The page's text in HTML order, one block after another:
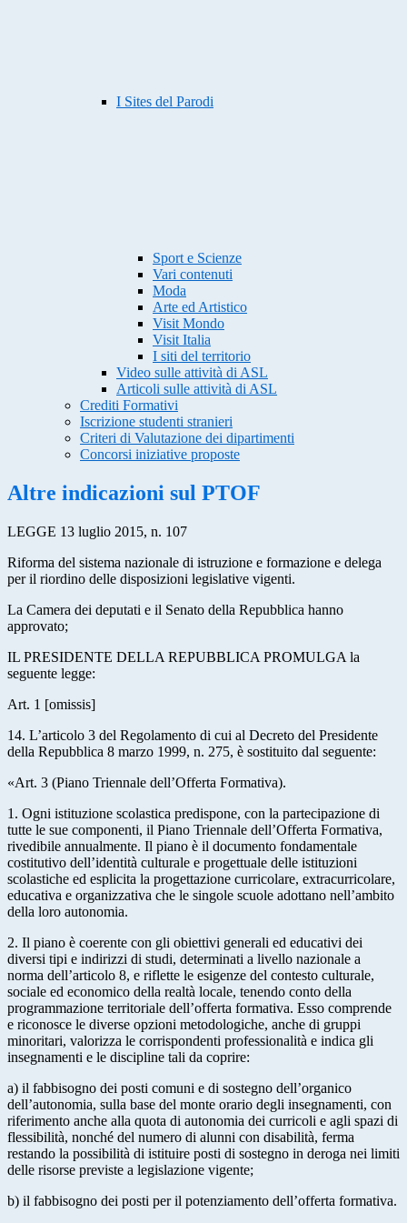
I Sites del Parodi
Sport e Scienze
Vari contenuti
Moda
Arte ed Artistico
Visit Mondo
Visit Italia
I siti del territorio
Video sulle attività di ASL
Articoli sulle attività di ASL
Crediti Formativi
Iscrizione studenti stranieri
Criteri di Valutazione dei dipartimenti
Concorsi iniziative proposte
Altre indicazioni sul PTOF
LEGGE 13 luglio 2015, n. 107
Riforma del sistema nazionale di istruzione e formazione e delega
per il riordino delle disposizioni legislative vigenti.
La Camera dei deputati e il Senato della Repubblica hanno
approvato;
IL PRESIDENTE DELLA REPUBBLICA PROMULGA la
seguente legge:
Art. 1 [omissis]
14. L’articolo 3 del Regolamento di cui al Decreto del Presidente
della Repubblica 8 marzo 1999, n. 275, è sostituito dal seguente:
«Art. 3 (Piano Triennale dell’Offerta Formativa).
1. Ogni istituzione scolastica predispone, con la partecipazione di
tutte le sue componenti, il Piano Triennale dell’Offerta Formativa,
rivedibile annualmente. Il piano è il documento fondamentale
costitutivo dell’identità culturale e progettuale delle istituzioni
scolastiche ed esplicita la progettazione curricolare, extracurricolare,
educativa e organizzativa che le singole scuole adottano nell’ambito
della loro autonomia.
2. Il piano è coerente con gli obiettivi generali ed educativi dei
diversi tipi e indirizzi di studi, determinati a livello nazionale a
norma dell’articolo 8, e riflette le esigenze del contesto culturale,
sociale ed economico della realtà locale, tenendo conto della
programmazione territoriale dell’offerta formativa. Esso comprende
e riconosce le diverse opzioni metodologiche, anche di gruppi
minoritari, valorizza le corrispondenti professionalità e indica gli
insegnamenti e le discipline tali da coprire:
a) il fabbisogno dei posti comuni e di sostegno dell’organico
dell’autonomia, sulla base del monte orario degli insegnamenti, con
riferimento anche alla quota di autonomia dei curricoli e agli spazi di
flessibilità, nonché del numero di alunni con disabilità, ferma
restando la possibilità di istituire posti di sostegno in deroga nei limiti
delle risorse previste a legislazione vigente;
b) il fabbisogno dei posti per il potenziamento dell’offerta formativa.